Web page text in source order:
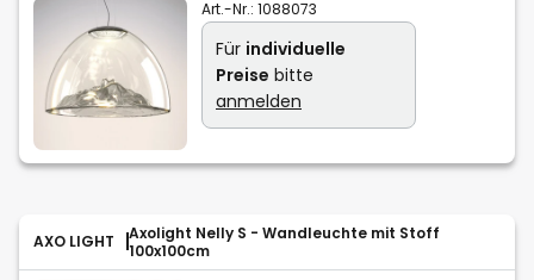
Art.-Nr.: 1088073
Für individuelle
Preise bitte
anmelden
AXO LIGHT
Axolight Nelly S - Wandleuchte mit Stoff
100x100cm